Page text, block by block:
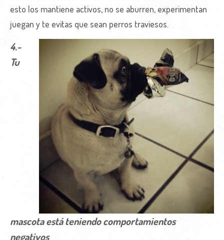
esto los mantiene activos, no se aburren, experimentan
juegan y te evitas que sean perros traviesos.
4.-
Tu
mascota está teniendo comportamientos
negativos